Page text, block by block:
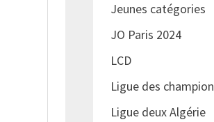
Jeunes catégories
JO Paris 2024
LCD
Ligue des
Ligue deux Algérie